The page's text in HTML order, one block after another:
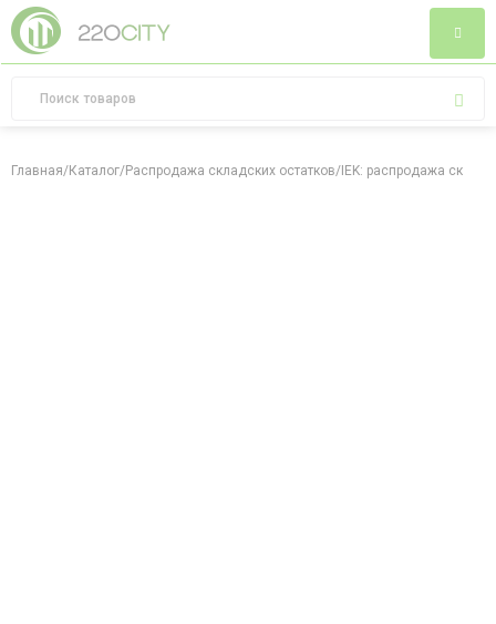
Главная/Каталог/Распродажа складских остатков/ IEK: распродажа